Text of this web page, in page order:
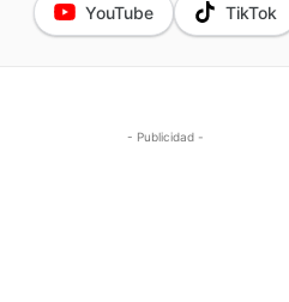
YouTube TikTok
- Publicidad -